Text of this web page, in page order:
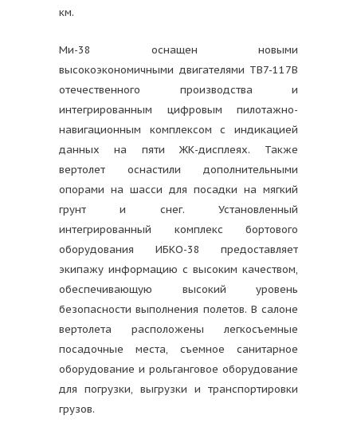
км.
Ми-38 оснащен новыми
высокоэкономичными двигателями ТВ7-117В
отечественного производства и
интегрированным цифровым пилотажно-
навигационным комплексом с индикацией
данных на пяти ЖК-дисплеях. Также
вертолет оснастили дополнительными
опорами на шасси для посадки на мягкий
грунт и снег. Установленный
интегрированный комплекс бортового
оборудования ИБКО-38 предоставляет
экипажу информацию с высоким качеством,
обеспечивающую высокий уровень
безопасности выполнения полетов. В салоне
вертолета расположены легкосъемные
посадочные места, съемное санитарное
оборудование и рольганговое оборудование
для погрузки, выгрузки и транспортировки
грузов.